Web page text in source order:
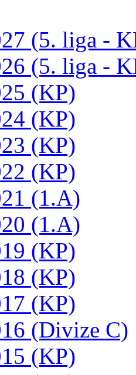
(5. liga -
(5. liga -
(KP)
(KP)
(KP)
(KP)
(1.A)
(1.A)
(KP)
(KP)
(KP)
(Divize C)
(KP)